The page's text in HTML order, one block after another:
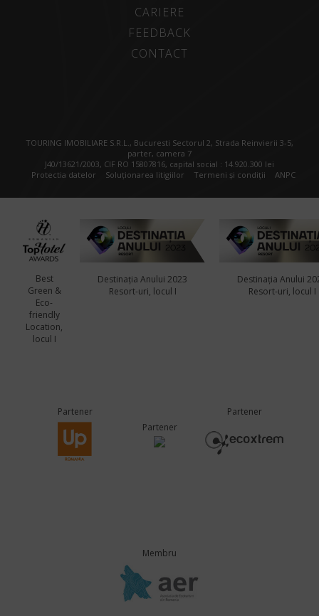
CARIERE
FEEDBACK
CONTACT
TOURING IMOBILIARE S.R.L., Bucuresti Sectorul 2, Strada Reinvierii 3-5,
parter, camera 7
J40/13621/2003, CIF RO 15807816, capital social : 14.920.300 lei
Protectia datelor
Soluționarea litigiilor Termeni și condiții ANPC
Best
Green &
Eco-
friendly
Location,
locul I
Destinația Anului 2023
Resort-uri, locul I
Destinația Anului
Resort-uri, locul I
Partener
Partener
Partener
Membru